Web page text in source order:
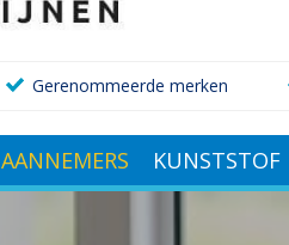
Gerenommeerde merken
AANNEMERS KUNSTSTOF